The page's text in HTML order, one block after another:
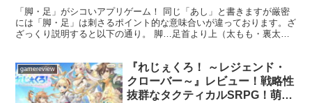
「脚・足」がシコいアプリゲーム！ 同じ「あし」と書きますが厳密
には「脚・足」は刺さるポイント的な意味合いが違っております。ざ
ざっくり説明すると以下の通り。 脚…足首より上（太もも・裏太も
gamereview
『れじぇくろ！ ～レジェンド・
クローバー～』レビュー！戦略性
抜群なタクティカルSRPG！萌え